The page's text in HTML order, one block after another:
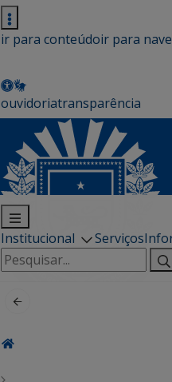
ir para conteúdoir para
ouvidoriatransparência
Institucional Serviços
Pesquisar
por: